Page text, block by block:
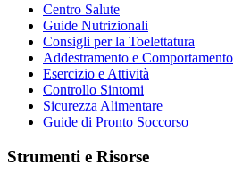
Centro Salute
Guide Nutrizionali
Consigli per la Toelettatura
Addestramento e Comportamento
Esercizio e Attività
Controllo Sintomi
Sicurezza Alimentare
Guide di Pronto Soccorso
Strumenti e Risorse